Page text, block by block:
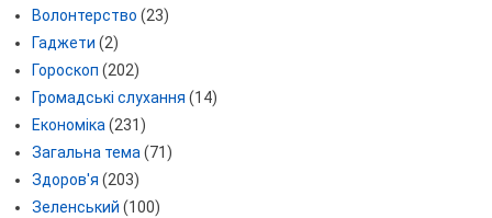
Волонтерство (23)
Гаджети (2)
Гороскоп (202)
Громадські слухання (14)
Економіка (231)
Загальна тема (71)
Здоров'я (203)
Зеленський (100)